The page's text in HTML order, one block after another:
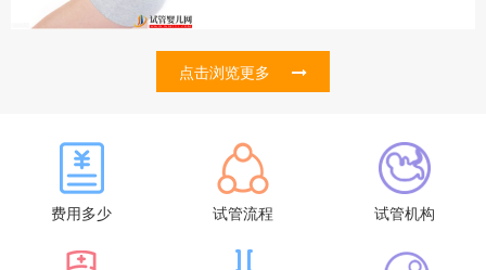
点击浏览更多
费用多少 试管流程 试管机构